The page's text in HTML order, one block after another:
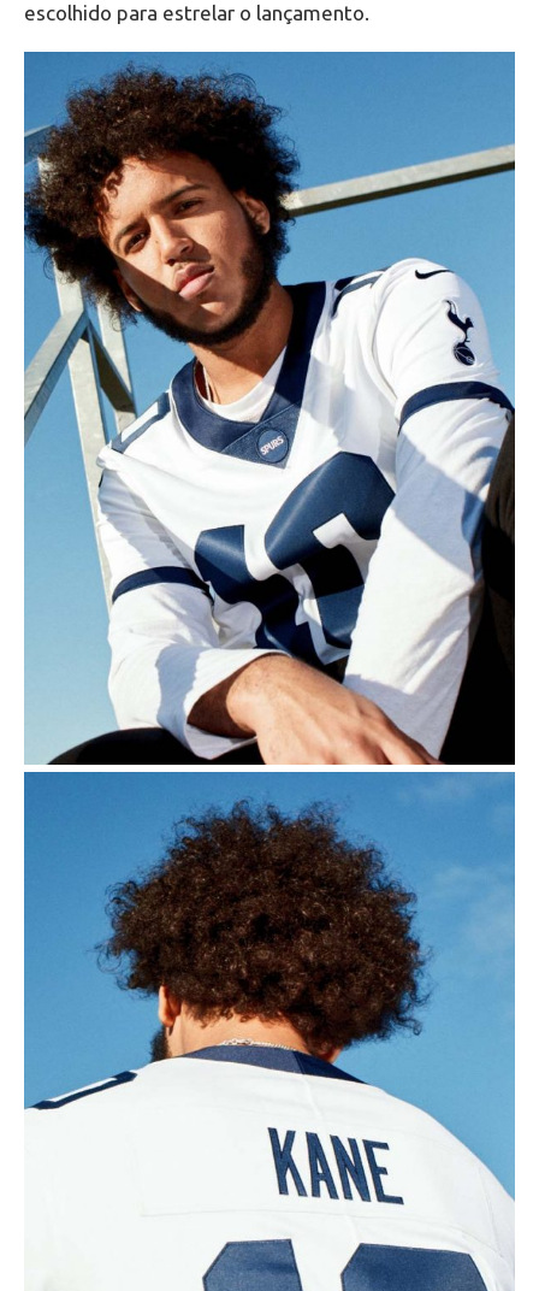
escolhido para estrelar o lançamento.